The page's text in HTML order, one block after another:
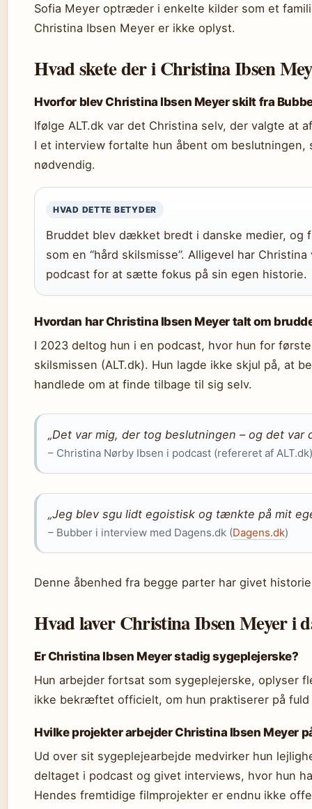
Sofia Meyer optræder i enkelte kilder som et
Christina Ibsen Meyer er ikke oplyst.
Hvad skete der i Christina Ibsen
Hvorfor blev Christina Ibsen Meyer skilt fra
Ifølge ALT.dk var det Christina selv, der valgte
I et interview fortalte hun åbent om
nødvendig.
HVAD DETTE BETYDER
Bruddet blev dækket bredt i danske medier, og
som en “hård skilsmisse”. Alligevel har
podcast for at sætte fokus på sin egen historie.
Hvordan har Christina Ibsen Meyer talt om
I 2023 deltog hun i en podcast, hvor hun for
skilsmissen (ALT.dk). Hun lagde ikke skjul på, at
handlede om at finde tilbage til sig selv.
„Det var mig, der tog beslutningen – og det
– Christina Nørby Ibsen i podcast (refereret af ALT.dk)
„Jeg blev sgu lidt egoistisk og tænkte på mit
– Bubber i interview med Dagens.dk (Dagens.dk)
Denne åbenhed fra begge parter har givet
Hvad laver Christina Ibsen Meyer i
Er Christina Ibsen Meyer stadig sygeplejerske?
Hun arbejder fortsat som sygeplejerske, oplyser
ikke bekræftet officielt, om hun praktiserer på
Hvilke projekter arbejder Christina Ibsen Meyer
Ud over sit sygeplejearbejde medvirker hun
deltaget i podcast og givet interviews, hvor hun
Hendes fremtidige filmprojekter er endnu ikke